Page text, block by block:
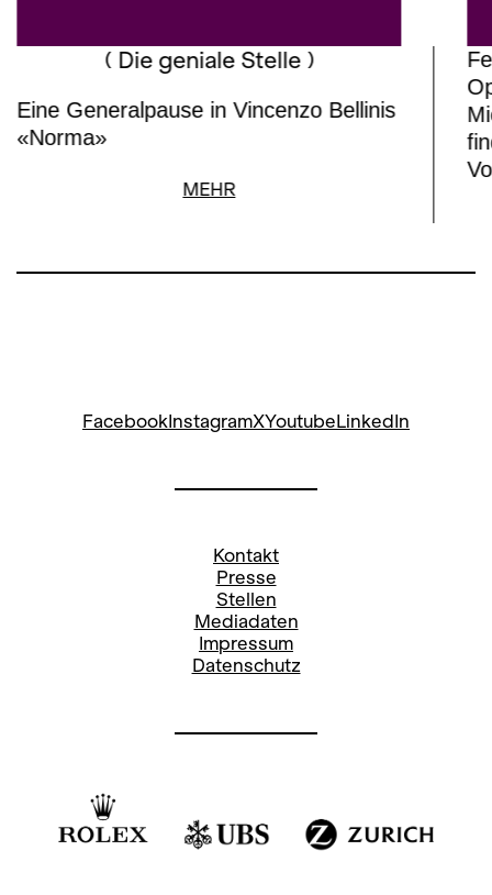
( Die geniale Stelle )
Eine Generalpause in Vincenzo Bellinis
«Norma»
MEHR
FacebookInstagramXYoutubeLinkedIn
Kontakt
Presse
Stellen
Mediadaten
Impressum
Datenschutz